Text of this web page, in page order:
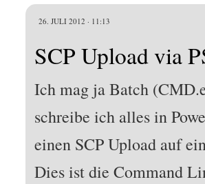
26. JULI 2012 · 11:13
SCP Upload via
Ich mag ja Batch
schreibe ich alles in
einen SCP Upload auf
Dies ist die Command